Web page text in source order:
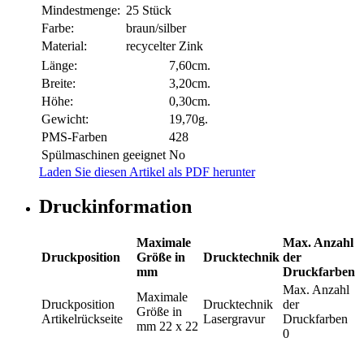
Mindestmenge: 25 Stück
Farbe:
braun/silber
Material:
recycelter Zink
Länge:
7,60cm.
Breite:
3,20cm.
Höhe:
0,30cm.
Gewicht:
19,70g.
PMS-Farben
428
Spülmaschinen geeignet No
Laden Sie diesen Artikel als PDF herunter
Druckinformation
Druckposition
Maximale
Größe in
mm
Drucktechnik
Max. Anzahl
der
Druckfarben
Druckposition
Artikelrückseite
Maximale
Größe in
mm 22 x 22
Drucktechnik
Lasergravur
Max. Anzahl
der
Druckfarben
0